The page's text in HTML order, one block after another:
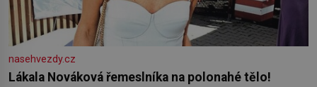
nasehvezdy.cz
Lákala Nováková řemeslníka na polonahé tělo!